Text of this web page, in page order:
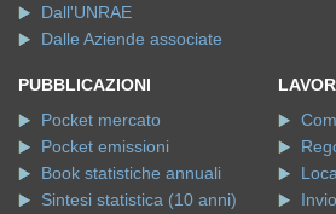
Dall'UNRAE
Dalle Aziende associate
PUBBLICAZIONI
Pocket mercato
Pocket emissioni
Book statistiche annuali
Sintesi statistica (10 anni)